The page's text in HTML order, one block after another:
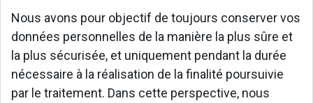
Nous avons pour objectif de toujours conserver vos
données personnelles de la manière la plus sûre et
la plus sécurisée, et uniquement pendant la durée
nécessaire à la réalisation de la finalité poursuivie
par le traitement. Dans cette perspective, nous